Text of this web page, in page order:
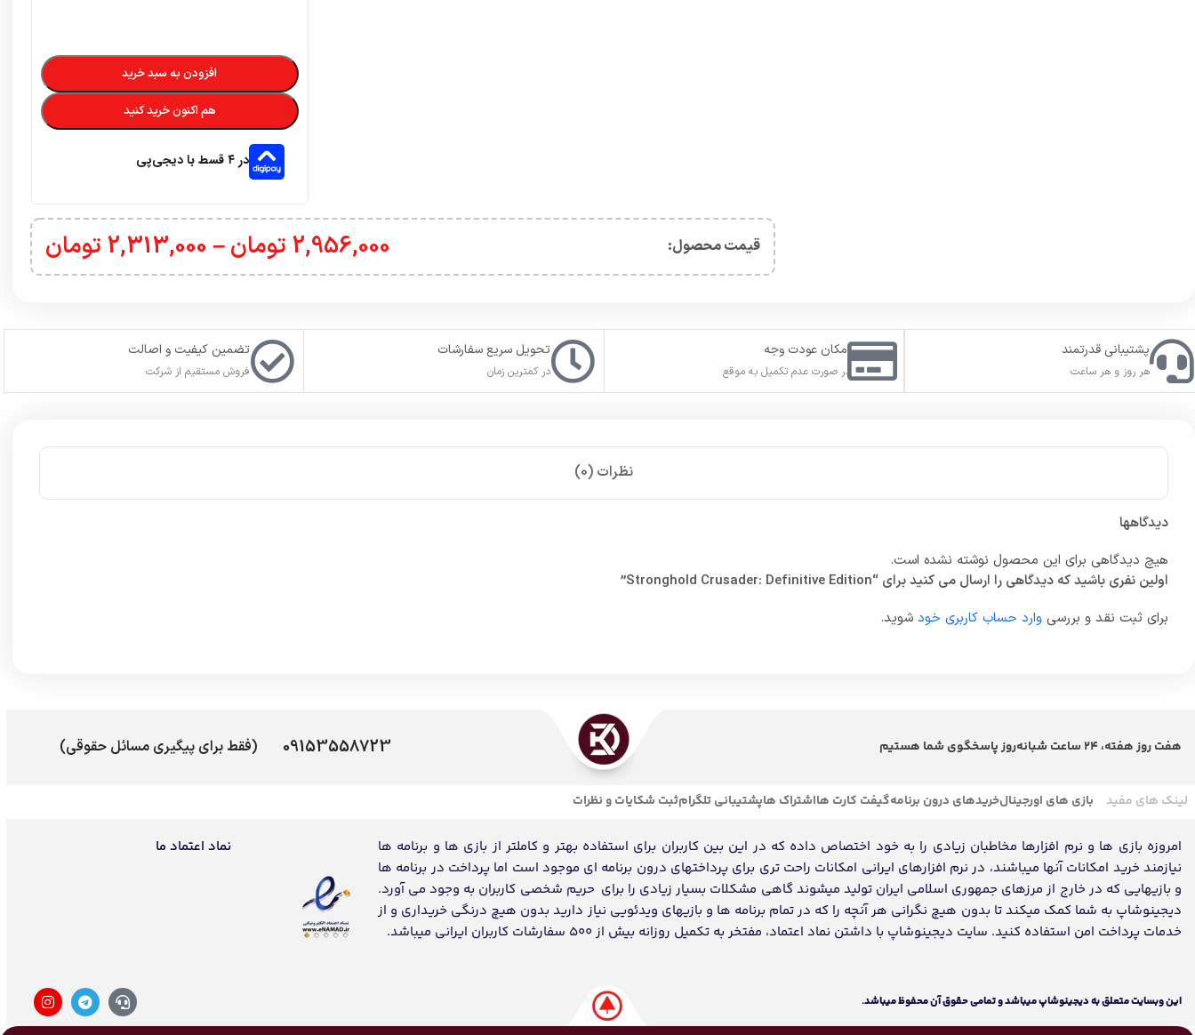
افزودن به سبد خرید
هم اکنون خرید کنید
در ۴ قسط با دیجی‌پی
قیمت محصول:​ 2,956,000 تومان–
2,313,000 تومان
پشتیبانی قدرتمند
هر روز و هر ساعت
امکان عودت وجه
در صورت عدم تکمیل به موقع
تحویل سریع سفارشات
در کمترین زمان
تضمین کیفیت و اصالت
فروش مستقیم از شرکت
نظرات (0)
دیدگاهها
هیچ دیدگاهی برای این محصول نوشته نشده است.
اولین نفری باشید که دیدگاهی را ارسال می کنید برای “Stronghold Crusader: Definitive Edition”
برای ثبت نقد و بررسی وارد حساب کاربری خود شوید.
هفت روز هفته، 24 ساعت شبانه‌روز پاسخگوی شما هستیم 09153558723 (فقط برای پیگیری مسائل حقوقی)
لینک های مفید بازی های اورجینالخریدهای درون برنامهگیفت کارت هااشتراک هاپشتیبانی تلگرامثبت شکایات و نظرات
امروزه بازی ها و نرم افزارها مخاطبان زیادی را به خود اختصاص داده که در این بین کاربران برای استفاده بهتر و کاملتر از بازی ها و برنامه ها
نیازمند خرید امکانات آنها میباشند، در نرم افزارهای ایرانی امکانات راحت تری برای پرداختهای درون برنامه ای موجود است اما پرداخت در برنامه ها
و بازیهایی که در خارج از مرزهای جمهوری اسلامی ایران تولید میشوند گاهی مشکلات بسیار زیادی را برای حریم شخصی کاربران به وجود می آورد.
دیجینوشاپ به شما کمک میکند تا بدون هیچ نگرانی هر آنچه را که در تمام برنامه ها و بازیهای ویدئویی نیاز دارید بدون هیچ درنگی خریداری و از
خدمات پرداخت امن استفاده کنید. سایت دیجینوشاپ با داشتن نماد اعتماد، مفتخر به تکمیل روزانه بیش از 500 سفارشات کاربران ایرانی میباشد.
نماد اعتماد ما
اين وبسايت متعلق به دیجینوشاپ ميباشد و تمامی حقوق آن محفوظ ميباشد.